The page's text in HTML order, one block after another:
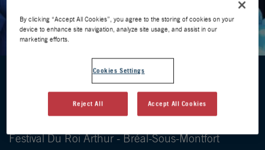
DATES DES ÉVÈNEMENTS
VENDREDI, 21 AOÛT
Festival Du Roi Arthur - Bréal-Sous-Montfort
By clicking “Accept All Cookies”, you agree to the storing of cookies on your
device to enhance site navigation, analyze site usage, and assist in our
marketing efforts.
Cookies Settings
Reject All Accept All Cookies